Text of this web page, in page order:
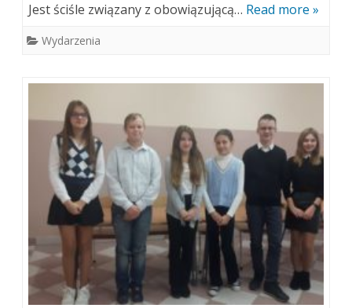
Jest ściśle związany z obowiązującą… Read more »
Wydarzenia